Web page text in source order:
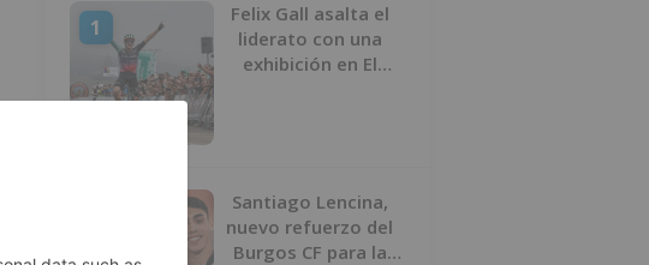
1
Felix Gall asalta el
liderato con una
exhibición en El
Santiago Lencina,
nuevo refuerzo del
Burgos CF para la